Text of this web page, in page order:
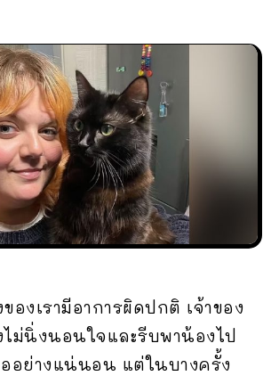
องเรามีอาการผิดปกติ เจ้าของ
ไม่นิ่งนอนใจและรีบพาน้องไป
อย่างแน่นอน แต่ในบางครั้ง